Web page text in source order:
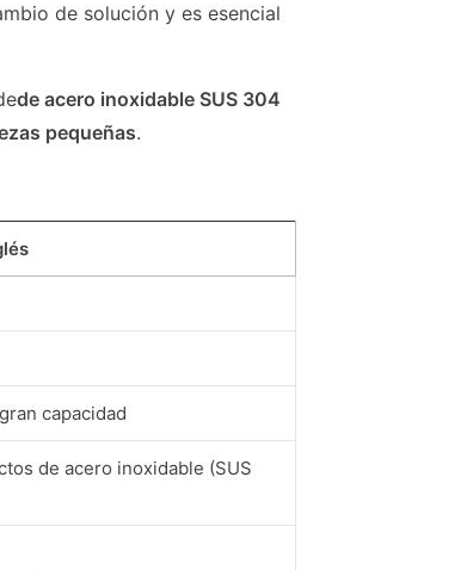
de solución y es esencial
de acero inoxidable SUS 304
pequeñas.
capacidad
de acero inoxidable (SUS